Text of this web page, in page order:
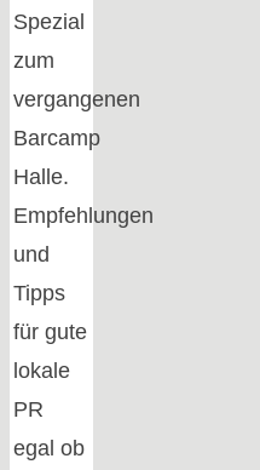
Spezial
zum
vergangenen
Barcamp
Halle.
Empfehlungen
und
Tipps
für gute
lokale
PR
egal ob